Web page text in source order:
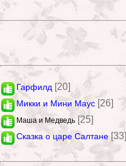
Гарфилд [20]
Микки и Мини Маус [26]
Маша и Медведь [25]
Сказка о царе Салтане [33]